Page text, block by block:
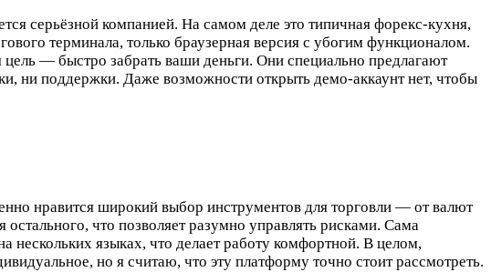
серьёзной компанией. На самом деле это типичная форекс-кухня,
терминала, только браузерная версия с убогим функционалом.
— быстро забрать ваши деньги. Они специально предлагают
ни поддержки. Даже возможности открыть демо-аккаунт нет, чтобы
нравится широкий выбор инструментов для торговли — от валют
что позволяет разумно управлять рисками. Сама
языках, что делает работу комфортной. В целом,
но я считаю, что эту платформу точно стоит рассмотреть.